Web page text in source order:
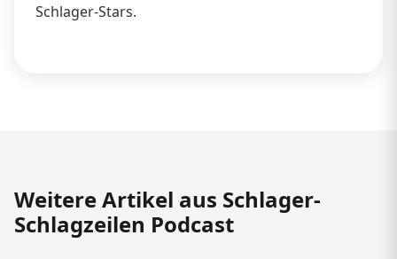
Schlager-Stars.
Weitere Artikel aus Schlager-
Schlagzeilen Podcast